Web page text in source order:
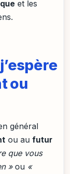
et les
ou
général
ou au futur
que vous
»ou «